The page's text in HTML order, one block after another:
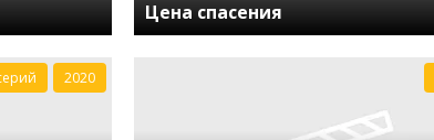
Цена спасения
2020